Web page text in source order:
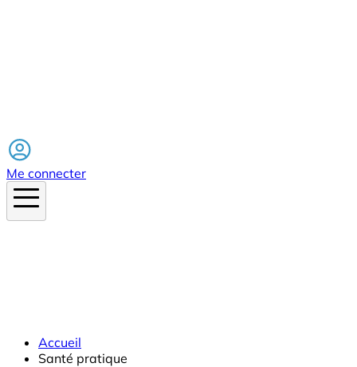
Me connecter
Accueil
Santé pratique